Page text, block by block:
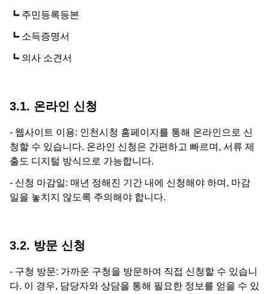
┗ 주민등록등본
┗ 소득증명서
┗ 의사 소견서
3.1. 온라인 신청
- 웹사이트 이용: 인천시청 홈페이지를 통해 온라인으로 신
청할 수 있습니다. 온라인 신청은 간편하고 빠르며, 서류 제
출도 디지털 방식으로 가능합니다.
- 신청 마감일: 매년 정해진 기간 내에 신청해야 하며, 마감
일을 놓치지 않도록 주의해야 합니다.
3.2. 방문 신청
- 구청 방문: 가까운 구청을 방문하여 직접 신청할 수 있습니
다. 이 경우, 담당자와 상담을 통해 필요한 정보를 얻을 수 있